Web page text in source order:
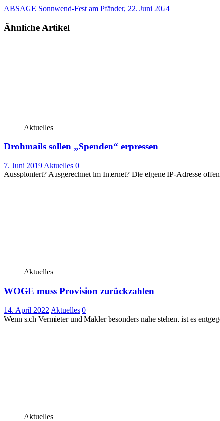
ABSAGE Sonnwend-Fest am Pfänder, 22. Juni 2024
Ähnliche Artikel
Aktuelles
Drohmails sollen „Spenden“ erpressen
7. Juni 2019 Aktuelles 0
Ausspioniert? Ausgerechnet im Internet? Die eigene IP-Adresse
Aktuelles
WOGE muss Provision zurückzahlen
14. April 2022 Aktuelles 0
Wenn sich Vermieter und Makler besonders nahe stehen, ist es
Aktuelles